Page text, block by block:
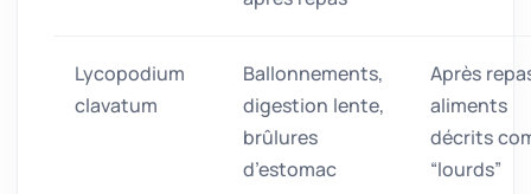
Lycopodium
clavatum
Ballonnements,
digestion lente,
brûlures
d’estomac
Après
aliments
décrits
“lourds”